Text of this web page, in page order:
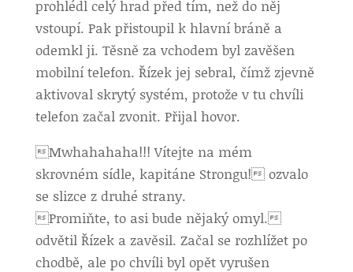
prohlédl celý hrad před tím, než do něj
vstoupí. Pak přistoupil k hlavní bráně a
odemkl ji. Těsně za vchodem byl zavěšen
mobilní telefon. Řízek jej sebral, čímž zjevně
aktivoval skrytý systém, protože v tu chvíli
telefon začal zvonit. Přijal hovor.
Mwhahahaha!!! Vítejte na mém
skrovném sídle, kapitáne Strongu! ozvalo
se slizce z druhé strany.
Promiňte, to asi bude nějaký omyl.
odvětil Řízek a zavěsil. Začal se rozhlížet po
chodbě, ale po chvíli byl opět vyrušen